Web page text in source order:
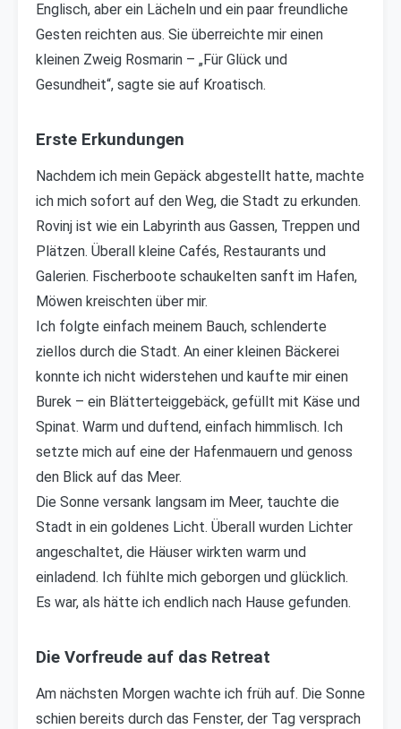
Englisch, aber ein Lächeln und ein paar freundliche
Gesten reichten aus. Sie überreichte mir einen
kleinen Zweig Rosmarin – „Für Glück und
Gesundheit“, sagte sie auf Kroatisch.
Erste Erkundungen
Nachdem ich mein Gepäck abgestellt hatte, machte
ich mich sofort auf den Weg, die Stadt zu erkunden.
Rovinj ist wie ein Labyrinth aus Gassen, Treppen und
Plätzen. Überall kleine Cafés, Restaurants und
Galerien. Fischerboote schaukelten sanft im Hafen,
Möwen kreischten über mir.
Ich folgte einfach meinem Bauch, schlenderte
ziellos durch die Stadt. An einer kleinen Bäckerei
konnte ich nicht widerstehen und kaufte mir einen
Burek – ein Blätterteiggebäck, gefüllt mit Käse und
Spinat. Warm und duftend, einfach himmlisch. Ich
setzte mich auf eine der Hafenmauern und genoss
den Blick auf das Meer.
Die Sonne versank langsam im Meer, tauchte die
Stadt in ein goldenes Licht. Überall wurden Lichter
angeschaltet, die Häuser wirkten warm und
einladend. Ich fühlte mich geborgen und glücklich.
Es war, als hätte ich endlich nach Hause gefunden.
Die Vorfreude auf das Retreat
Am nächsten Morgen wachte ich früh auf. Die Sonne
schien bereits durch das Fenster, der Tag versprach